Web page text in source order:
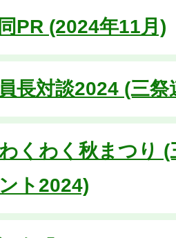
PR (2024年11月)
長対談2024 (三祭
くわく秋まつり (
ト2024)